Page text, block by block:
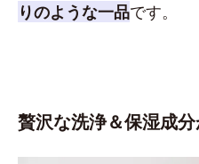
りのような一品です。
贅沢な洗浄＆保湿成